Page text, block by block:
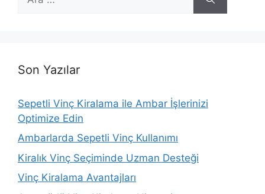
ara
Son Yazılar
Sepetli Vinç Kiralama ile Ambar İşlerinizi
Optimize Edin
Ambarlarda Sepetli Vinç Kullanımı
Kiralık Vinç Seçiminde Uzman Desteği
Vinç Kiralama Avantajları